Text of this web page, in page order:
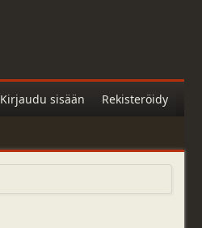
Kirjaudu sisään Rekisteröidy